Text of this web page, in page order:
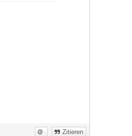
Zitieren